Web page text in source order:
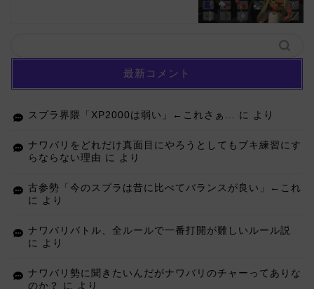
最新コメント
スプラ界隈「XP2000は弱い」←これさぁ… に より
ナワバリをどれだけ真面目にやろうとしてもブキ練習にす
らならない理由 に より
古参勢「今のスプラは昔に比べてバランスが良い」←これ
に より
ナワバリバトル、全ルールで一番打開が難しいルール説
に より
ナワバリ勢に聞きたいんだがナワバリのチャーってありな
のか？
に より